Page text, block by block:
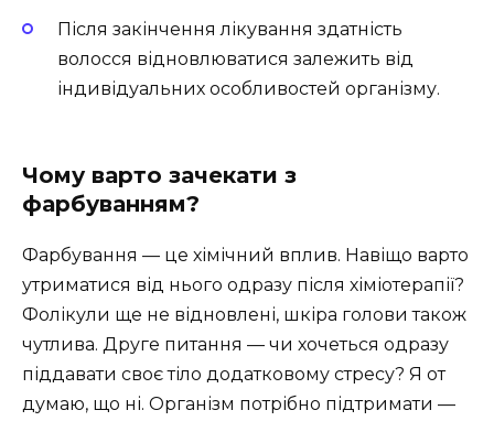
Після закінчення лікування здатність
волосся відновлюватися залежить від
індивідуальних особливостей організму.
Чому варто зачекати з
фарбуванням?
Фарбування — це хімічний вплив. Навіщо варто
утриматися від нього одразу після хіміотерапії?
Фолікули ще не відновлені, шкіра голови також
чутлива. Друге питання — чи хочеться одразу
піддавати своє тіло додатковому стресу? Я от
думаю, що ні. Організм потрібно підтримати —